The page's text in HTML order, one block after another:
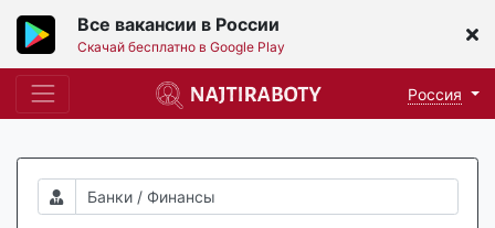
Все вакансии в России
Скачай бесплатно в Google Play
Россия